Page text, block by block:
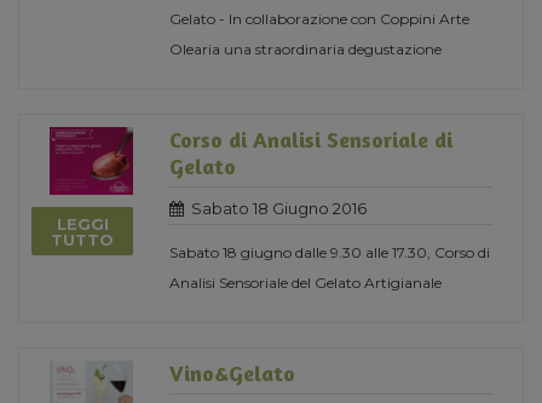
Gelato - In collaborazione con Coppini Arte
Olearia una straordinaria degustazione
LEGGI
TUTTO
Corso di Analisi Sensoriale di
Gelato
Sabato 18 Giugno 2016
Sabato 18 giugno dalle 9.30 alle 17.30, Corso di
Analisi Sensoriale del Gelato Artigianale
Vino&Gelato